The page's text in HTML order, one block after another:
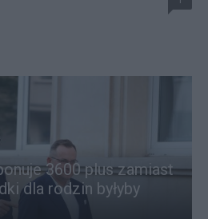
3600 plus zamiast
dla rodzin byłyby